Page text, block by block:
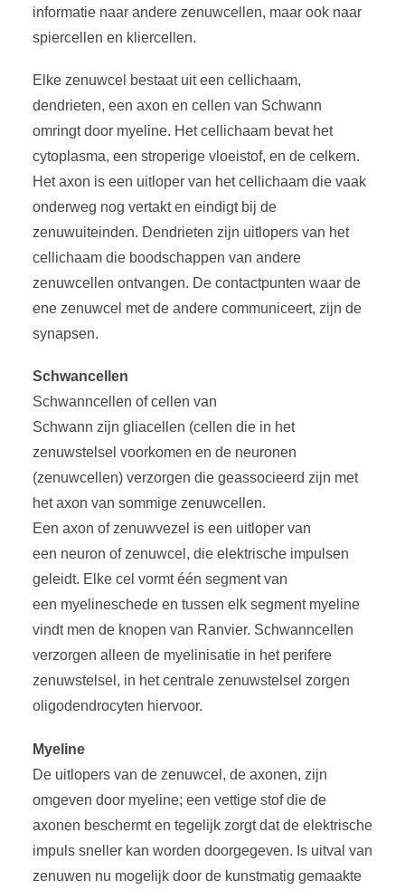
informatie naar andere zenuwcellen, maar ook naar
spiercellen en kliercellen.
Elke zenuwcel bestaat uit een cellichaam,
dendrieten, een axon en cellen van Schwann
omringt door myeline. Het cellichaam bevat het
cytoplasma, een stroperige vloeistof, en de celkern.
Het axon is een uitloper van het cellichaam die vaak
onderweg nog vertakt en eindigt bij de
zenuwuiteinden. Dendrieten zijn uitlopers van het
cellichaam die boodschappen van andere
zenuwcellen ontvangen. De contactpunten waar de
ene zenuwcel met de andere communiceert, zijn de
synapsen.
Schwancellen
Schwanncellen of cellen van
Schwann zijn gliacellen (cellen die in het
zenuwstelsel voorkomen en de neuronen
(zenuwcellen) verzorgen die geassocieerd zijn met
het axon van sommige zenuwcellen.
Een axon of zenuwvezel is een uitloper van
een neuron of zenuwcel, die elektrische impulsen
geleidt. Elke cel vormt één segment van
een myelineschede en tussen elk segment myeline
vindt men de knopen van Ranvier. Schwanncellen
verzorgen alleen de myelinisatie in het perifere
zenuwstelsel, in het centrale zenuwstelsel zorgen
oligodendrocyten hiervoor.
Myeline
De uitlopers van de zenuwcel, de axonen, zijn
omgeven door myeline; een vettige stof die de
axonen beschermt en tegelijk zorgt dat de elektrische
impuls sneller kan worden doorgegeven. Is uitval van
zenuwen nu mogelijk door de kunstmatig gemaakte